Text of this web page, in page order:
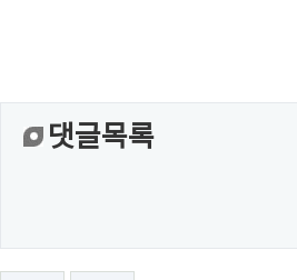
댓글목록